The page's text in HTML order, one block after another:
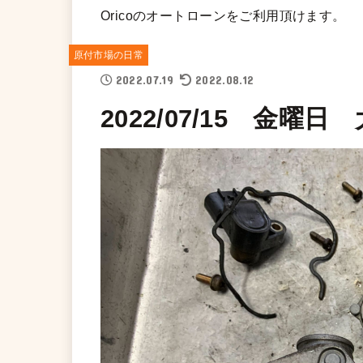
Oricoのオートローンをご利用頂けます。
原付市場の日常
2022.07.19 2022.08.12
2022/07/15 金曜日